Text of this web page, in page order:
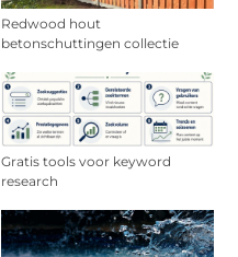
Redwood hout
betonschuttingen collectie
Gratis tools voor keyword
research